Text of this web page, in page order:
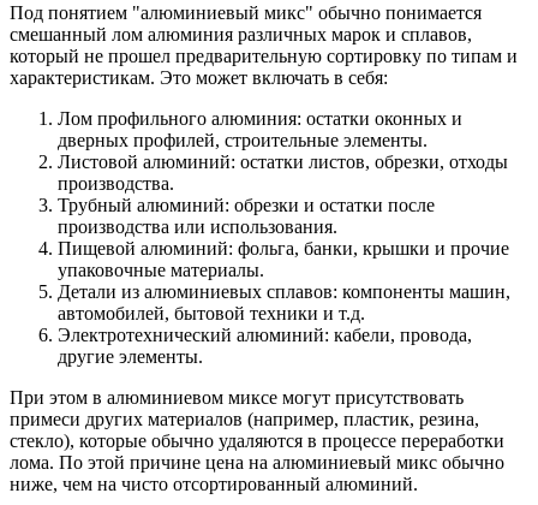
Под понятием "алюминиевый микс" обычно понимается
смешанный лом алюминия различных марок и сплавов,
который не прошел предварительную сортировку по типам и
характеристикам. Это может включать в себя:
Лом профильного алюминия: остатки оконных и
дверных профилей, строительные элементы.
Листовой алюминий: остатки листов, обрезки, отходы
производства.
Трубный алюминий: обрезки и остатки после
производства или использования.
Пищевой алюминий: фольга, банки, крышки и прочие
упаковочные материалы.
Детали из алюминиевых сплавов: компоненты машин,
автомобилей, бытовой техники и т.д.
Электротехнический алюминий: кабели, провода,
другие элементы.
При этом в алюминиевом миксе могут присутствовать
примеси других материалов (например, пластик, резина,
стекло), которые обычно удаляются в процессе переработки
лома. По этой причине цена на алюминиевый микс обычно
ниже, чем на чисто отсортированный алюминий.